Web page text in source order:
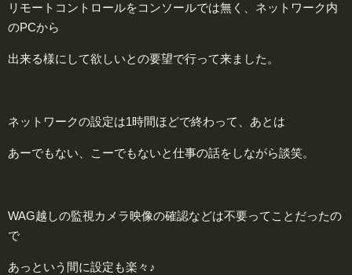
リモートコントロールをコンソールでは無く、ネットワーク内
のPCから
出来る様にして欲しいとの要望で行って来ました。
ネットワークの設定は1時間ほどで終わって、あとは
あーでもない、こーでもないと仕事の話をしながら談笑。
WAG越しの監視カメラ映像の確認などは不要ってことだったの
で
あっという間に設定も楽々♪